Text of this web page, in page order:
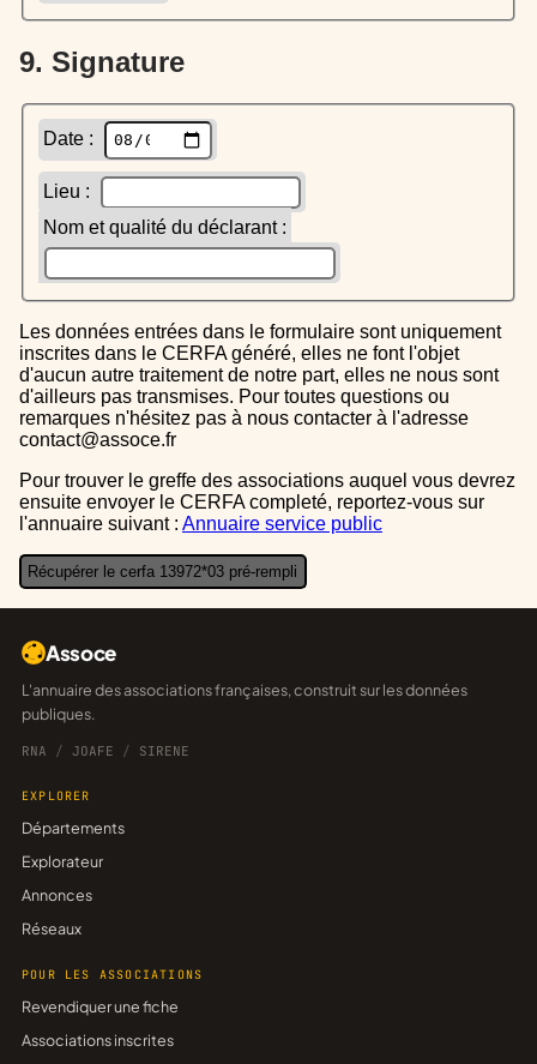
9. Signature
Date :
Lieu :
Nom et qualité du déclarant :
Les données entrées dans le formulaire sont uniquement
inscrites dans le CERFA généré, elles ne font l'objet
d'aucun autre traitement de notre part, elles ne nous sont
d'ailleurs pas transmises. Pour toutes questions ou
remarques n'hésitez pas à nous contacter à l'adresse
contact@assoce.fr
Pour trouver le greffe des associations auquel vous devrez
ensuite envoyer le CERFA completé, reportez-vous sur
l'annuaire suivant : Annuaire service public
Récupérer le cerfa 13972*03 pré-rempli
Assoce
L'annuaire des associations françaises, construit sur les données
publiques.
RNA / JOAFE / SIRENE
EXPLORER
Départements
Explorateur
Annonces
Réseaux
POUR LES ASSOCIATIONS
Revendiquer une fiche
Associations inscrites